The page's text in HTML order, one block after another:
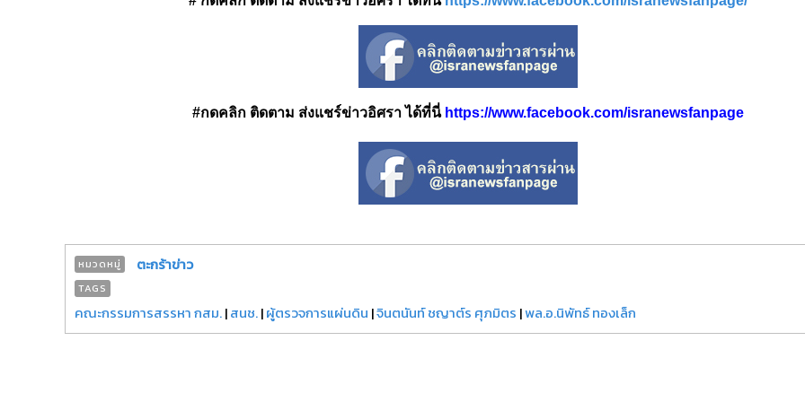
#กดคลิก ติดตาม ส่งแชร์ข่าวอิศรา ได้ที่นี่ https://www.facebook.com/isranewsfanpage
หมวดหมู่ ตะกร้าข่าว
TAGS
คณะกรรมการสรรหา กสม.|สนช.| |จินตนันท์ ชญาต์ร ศุภมิตร |พล.อ.นิพัทธ์ ทองเล็ก